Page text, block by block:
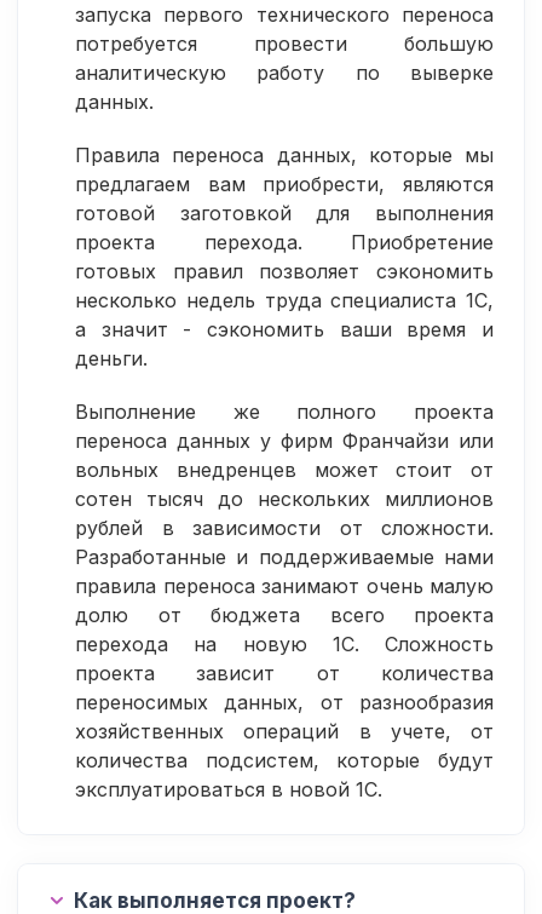
запуска первого технического переноса
потребуется провести большую
аналитическую работу по выверке
данных.
Правила переноса данных, которые мы
предлагаем вам приобрести, являются
готовой заготовкой для выполнения
проекта перехода. Приобретение
готовых правил позволяет сэкономить
несколько недель труда специалиста 1С,
а значит - сэкономить ваши время и
деньги.
Выполнение же полного проекта
переноса данных у фирм Франчайзи или
вольных внедренцев может стоит от
сотен тысяч до нескольких миллионов
рублей в зависимости от сложности.
Разработанные и поддерживаемые нами
правила переноса занимают очень малую
долю от бюджета всего проекта
перехода на новую 1С. Сложность
проекта зависит от количества
переносимых данных, от разнообразия
хозяйственных операций в учете, от
количества подсистем, которые будут
эксплуатироваться в новой 1С.
Как выполняется проект?